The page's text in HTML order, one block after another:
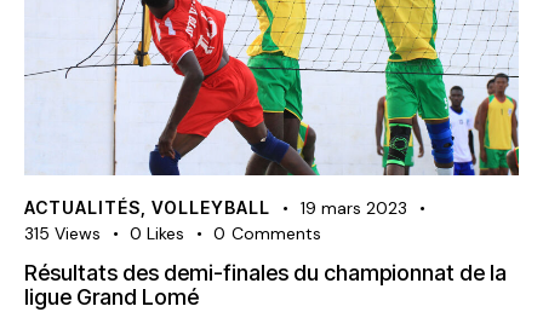
ACTUALITÉS VOLLEYBALL
19 mars 2023
315 Views 0 Likes 0 Comments
Résultats des demi-finales du championnat de la
ligue Grand Lomé